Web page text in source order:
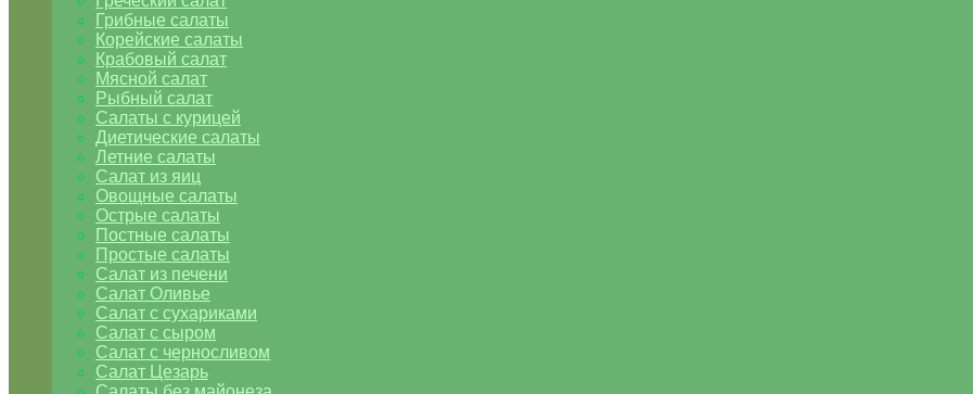
Грибные салаты
Корейские салаты
Крабовый салат
Мясной салат
Рыбный салат
Салаты с курицей
Диетические салаты
Летние салаты
Салат из яиц
Овощные салаты
Острые салаты
Постные салаты
Простые салаты
Салат из печени
Салат Оливье
Салат с сухариками
Салат с сыром
Салат с черносливом
Салат Цезарь